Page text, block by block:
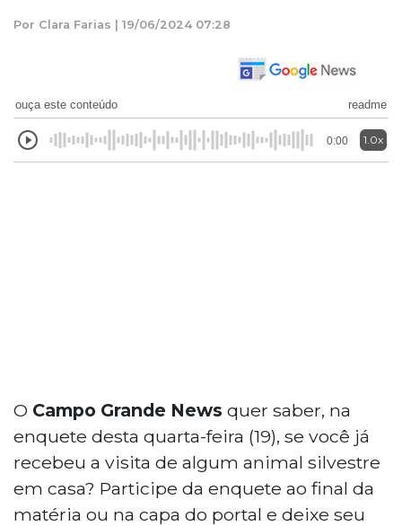
Por Clara Farias | 19/06/2024 07:28
ouça este conteúdo readme
0:00 1.0x
O Campo Grande News quer saber, na
enquete desta quarta-feira (19), se você já
recebeu a visita de algum animal silvestre
em casa? Participe da enquete ao final da
matéria ou na capa do portal e deixe seu